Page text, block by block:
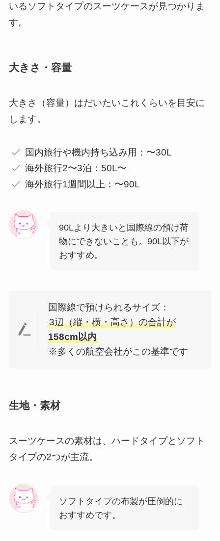
いるソフトタイプのスーツケースが見つかりま
す。
大きさ・容量
大きさ（容量）はだいたいこれくらいを目安に
します。
国内旅行や機内持ち込み用：〜30L
海外旅行2〜3泊：50L〜
海外旅行1週間以上：〜90L
90Lより大きいと国際線の預け荷
物にできないことも。90L以下が
おすすめ。
国際線で預けられるサイズ：
3辺（縦・横・高さ）の合計が
158cm以内
※多くの航空会社がこの基準です
生地・素材
スーツケースの素材は、ハードタイプとソフト
タイプの2つが主流。
ソフトタイプの布製が圧倒的に
おすすめです。